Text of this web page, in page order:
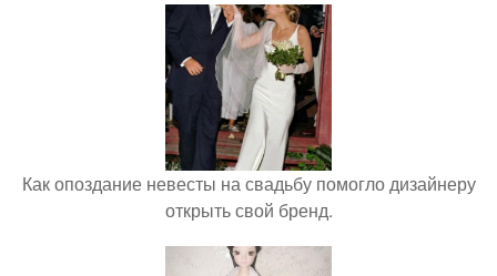
Как опоздание невесты на свадьбу помогло дизайнеру
открыть свой бренд.